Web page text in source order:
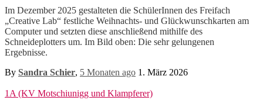
Im Dezember 2025 gestalteten die SchülerInnen des Freifach
„Creative Lab“ festliche Weihnachts- und Glückwunschkarten am
Computer und setzten diese anschließend mithilfe des
Schneideplotters um. Im Bild oben: Die sehr gelungenen
Ergebnisse.
By Sandra Schier, 5 Monaten ago 1. März 2026
1A (KV Motschiunigg und Klampferer)